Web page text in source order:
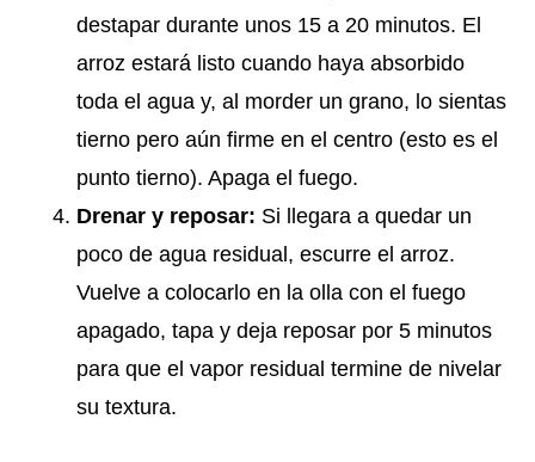
destapar durante unos 15 a 20 minutos. El
arroz estará listo cuando haya absorbido
toda el agua y, al morder un grano, lo sientas
tierno pero aún firme en el centro (esto es el
punto tierno). Apaga el fuego.
Drenar y reposar: Si llegara a quedar un
poco de agua residual, escurre el arroz.
Vuelve a colocarlo en la olla con el fuego
apagado, tapa y deja reposar por 5 minutos
para que el vapor residual termine de nivelar
su textura.